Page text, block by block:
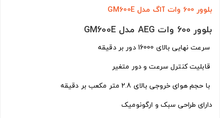
بلوور 600 وات آاگ مدل GM600E
بلوور 600 وات AEG مدل GM600E
سرعت نهایی بالای 16000 دور بر دقیقه
قابلیت کنترل سرعت و دور متغیر
با حجم هوای خروجی بالای 2.8 متر مکعب بر دقیقه
دارای طراحی سبک و ارگونومیک